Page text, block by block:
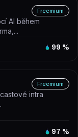
Freemium
AI během
99 %
Freemium
intra
97 %